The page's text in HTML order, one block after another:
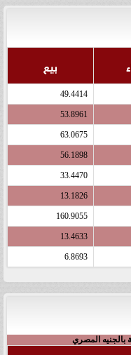
بيع
49.4414
53.8961
63.0675
56.1898
33.4470
13.1826
160.9055
13.4633
6.8693
بالجنيه المصري